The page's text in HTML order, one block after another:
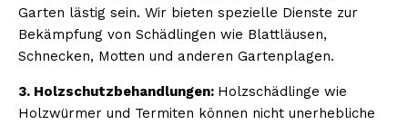
Garten lästig sein. Wir bieten spezielle Dienste zur
Bekämpfung von Schädlingen wie Blattläusen,
Schnecken, Motten und anderen Gartenplagen.
3. Holzschutzbehandlungen: Holzschädlinge wie
Holzwürmer und Termiten können nicht unerhebliche